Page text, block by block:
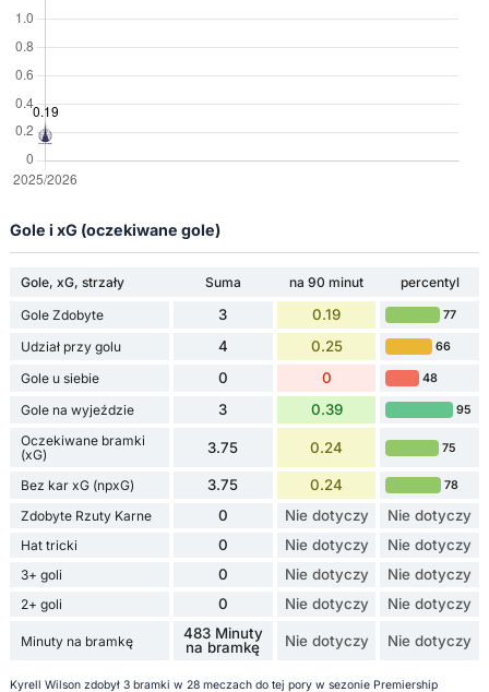
Gole i xG (oczekiwane gole)
Gole, xG, strzały Suma na 90 minut
percentyl
Gole Zdobyte
3 0.19 77
Udział przy golu 4 0.25 66
Gole u siebie 0 0 48
Gole na wyjeździe 3 0.39 95
Oczekiwane bramki
(xG)
3.75 0.24 75
Bez kar xG (npxG) 3.75 0.24 78
Zdobyte Rzuty Karne 0 Nie dotyczy Nie dotyczy
Hat tricki 0 Nie dotyczy Nie dotyczy
3+ goli 0 Nie dotyczy Nie dotyczy
2+ goli 0 Nie dotyczy Nie dotyczy
Minuty na bramkę
483 Minuty
na bramkę
Nie dotyczy Nie dotyczy
Kyrell Wilson zdobył 3 bramki w 28 meczach do tej pory w sezonie Premiership